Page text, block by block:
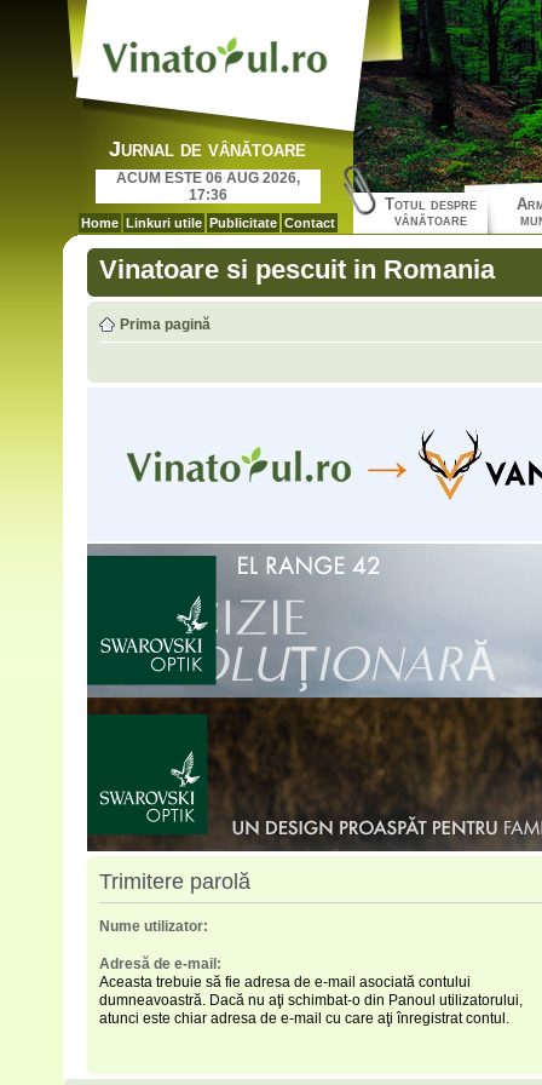
Jurnal de vânătoare
ACUM ESTE 06 AUG 2026,
17:36
Home Linkuri utile Publicitate Contact
Totul despre
vânătoare
Vinatoare si pescuit in Romania
Prima pagină
Trimitere parolă
Nume utilizator:
Adresă de e-mail:
Aceasta trebuie să fie adresa de e-mail asociată contului
dumneavoastră. Dacă nu aţi schimbat-o din Panoul utilizatorului,
atunci este chiar adresa de e-mail cu care aţi înregistrat contul.